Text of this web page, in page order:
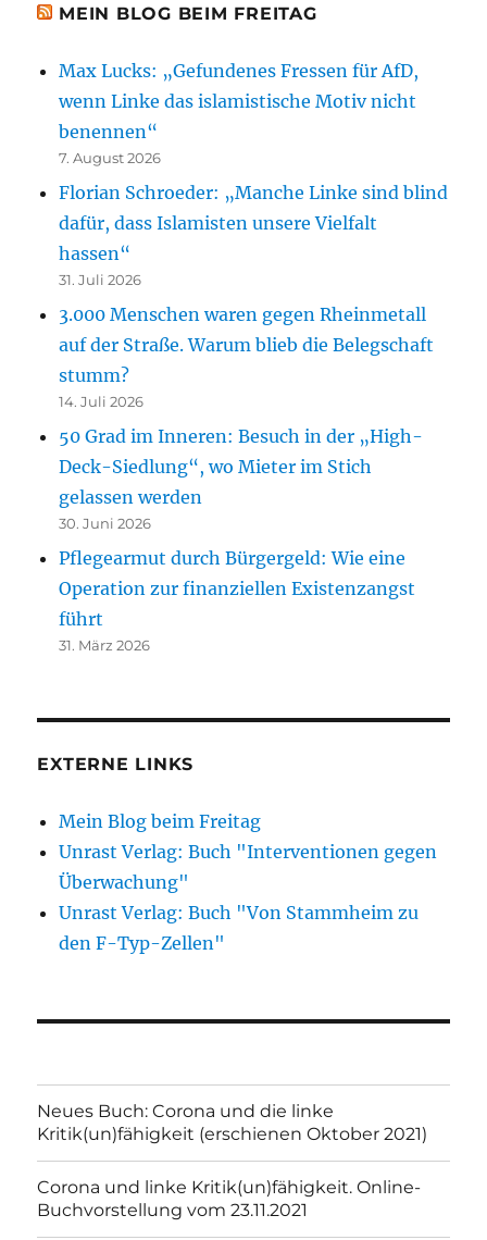
MEIN BLOG BEIM FREITAG
Max Lucks: „Gefundenes Fressen für AfD,
wenn Linke das islamistische Motiv nicht
benennen“
7. August 2026
Florian Schroeder: „Manche Linke sind blind
dafür, dass Islamisten unsere Vielfalt
hassen“
31. Juli 2026
3.000 Menschen waren gegen Rheinmetall
auf der Straße. Warum blieb die Belegschaft
stumm?
14. Juli 2026
50 Grad im Inneren: Besuch in der „High-
Deck-Siedlung“, wo Mieter im Stich
gelassen werden
30. Juni 2026
Pflegearmut durch Bürgergeld: Wie eine
Operation zur finanziellen Existenzangst
führt
31. März 2026
EXTERNE LINKS
Mein Blog beim Freitag
Unrast Verlag: Buch "Interventionen gegen
Überwachung"
Unrast Verlag: Buch "Von Stammheim zu
den F-Typ-Zellen"
Neues Buch: Corona und die linke
Kritik(un)fähigkeit (erschienen Oktober 2021)
Corona und linke Kritik(un)fähigkeit. Online-
Buchvorstellung vom 23.11.2021